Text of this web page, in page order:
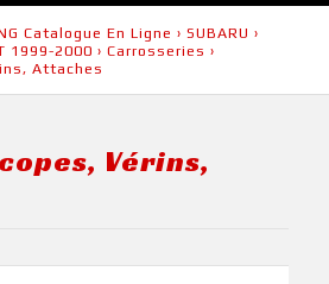
Catalogue En Ligne › SUBARU ›
1999-2000 › Carrosseries ›
Attaches
Vérins,